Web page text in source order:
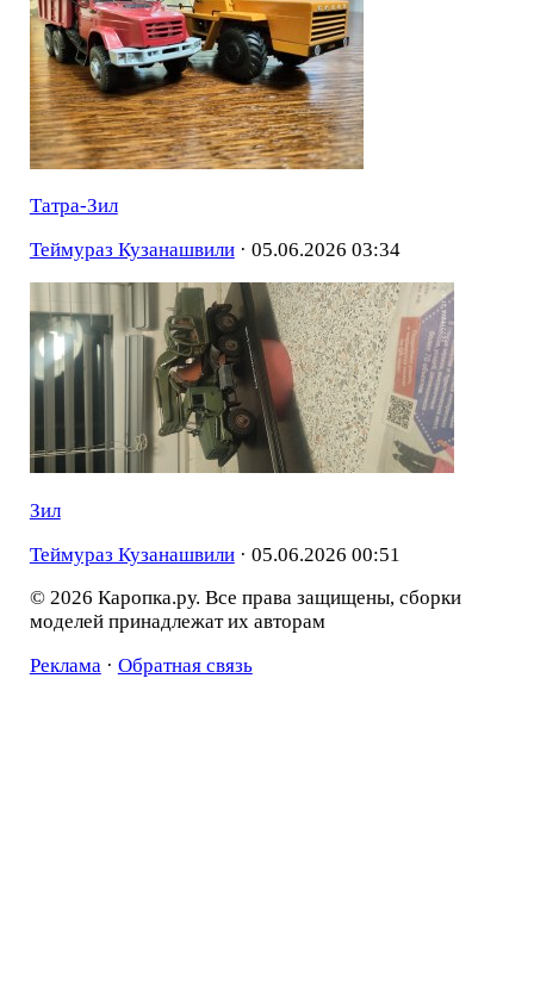
Татра-Зил
Теймураз Кузанашвили· 05.06.2026 03:34
Зил
Теймураз Кузанашвили· 05.06.2026 00:51
© 2026 Каропка.ру. Все права защищены, сборки
моделей принадлежат их авторам
Реклама· Обратная связь